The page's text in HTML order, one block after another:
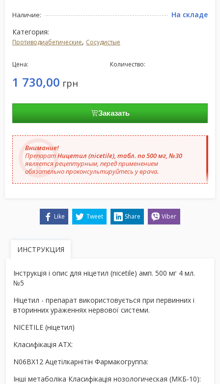
Наличие:
На складе
Категория:
Противодиабетические, Сосудистые
Цена:
1 730,00 грн
Количество:
Заказать
Внимание!
ПрепаратНицетил (nicetile), табл. по 500 мг, №30
является рецептурным, перед применением
обязательно проконсультируйтесь у врача.
Like Tweet Share Viber
ИНСТРУКЦИЯ
Інструкція і опис для ніцетил (nicetile) амп. 500 мг 4 мл.
№5
Ніцетил - препарат використовується при первинних і
вторинних ураженнях нервової системи.
NICETILE (ніцетил)
Класифікація ATX:
N06BX12 Ацетілкарнітін Фармакогруппа:
Інші метаболіка Класифікація нозологическая (МКБ-10):